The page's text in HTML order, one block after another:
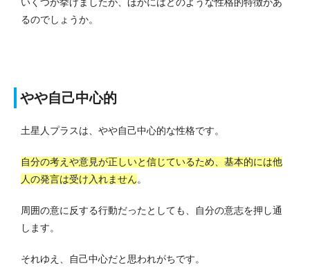
るのでしょうか。
やや自己中心的
土星人プラスは、やや自己中心的な性格です。
自分の考えや意見が正しいと信じているため、基本的には他
人の発言は受け入れません。
周囲の意に反する行動だったとしても、自分の意志を押し通
します。
それゆえ、自己中心だと思われがちです。